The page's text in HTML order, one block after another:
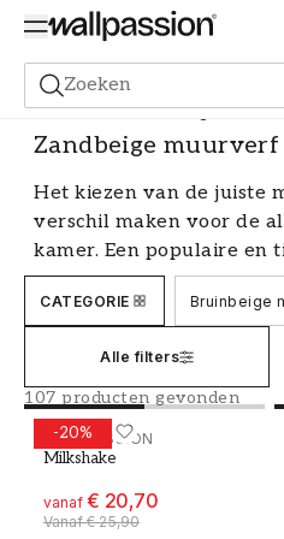
Zoeken
Verf Alle Kleuren Beige verf
Zandbeige muurverf
Het kiezen van de juiste
verschil maken voor de
kamer. Een populaire en
zandbeige, die past bij
en kamers. Zandbeige
is. Hier bespreken we
het kiezen van
we tips over hoe je het
andere kleuren en
Creëer een warme
sfeer met
CATEGORIE Bruinbeige
Alle filters
107 producten gevonden
-20%
WALLPASSION
Milkshake
vanaf € 20,70
Vanaf € 25,90
Verf - Kleur W70